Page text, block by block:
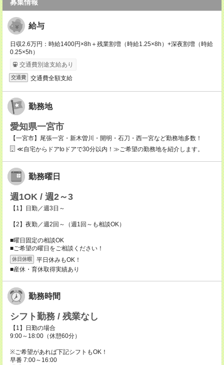
募集情報
給与
日収2.6万円：時給1400円×8h＋残業割増（時給1.25×8h）+深夜割増（時給
0.25×5h）
交通費別途支給あり
交通費 交通費全額支給
勤務地
愛知県一宮市
【一宮市】尾張一宮・新木曽川・開明・石刀・西一宮など勤務地多数！
≪自宅からドアtoドアで30分以内！≫ご希望の勤務地を紹介します。
勤務曜日
週1OK / 週2～3
【1】日勤／週3日～
【2】夜勤／週2回～（週1回～も相談OK）
■曜日固定の相談OK
■ご希望の曜日をご相談ください！
休日休暇
平日休みもOK！
■産休・育休取得実績あり
勤務時間
シフト勤務 / 残業なし
【1】日勤の場合
9:00～18:00（休憩60分）
※ご希望があれば下記シフトもOK！
早番 7:00～16:00